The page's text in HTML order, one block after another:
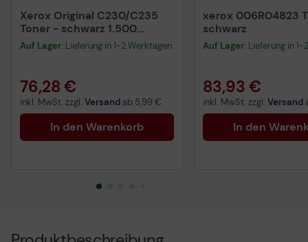
Xerox Original C230/C235
Toner - schwarz 1.500
Seiten (006R04383)
Auf Lager: Lieferung in 1-2 Werktagen
76,28 €
inkl. MwSt. zzgl. Versand ab 5,99 €
In den Warenkorb
xerox 006R04823
schwarz
Auf Lager: Lieferung in
83,93 €
inkl. MwSt. zzgl. Versand
In den